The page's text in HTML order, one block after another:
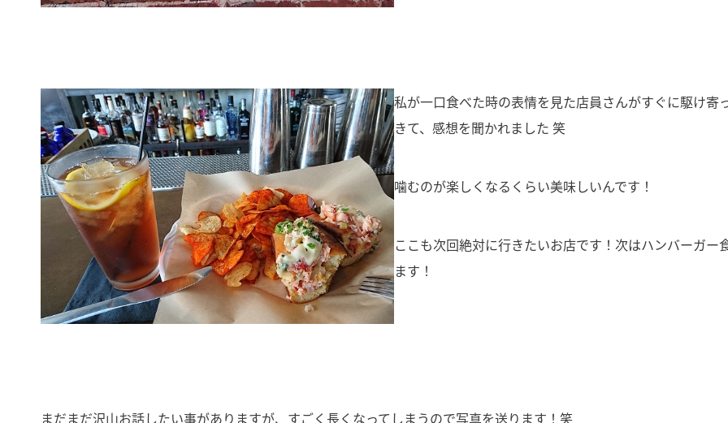
私が一口食べた時の表情を見た店員さんがすぐに駆け寄
きて、感想を聞かれました 笑
噛むのが楽しくなるくらい美味しいんです！
ここも次回絶対に行きたいお店です！次はハンバーガー
ます！
まだまだ沢山お話したい事がありますが、すごく長くなってしまうので写真を送ります！笑